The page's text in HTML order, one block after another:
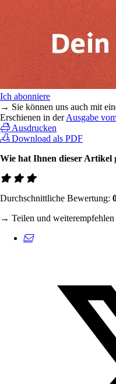
Ich abonniere
→ Sie können uns auch mit
Erschienen in derAusgabe
Ausdrucken
Download als PDF
Wie hat Ihnen dieser Artikel
Durchschnittliche Bewertung:
→ Teilen und weiterempfehlen